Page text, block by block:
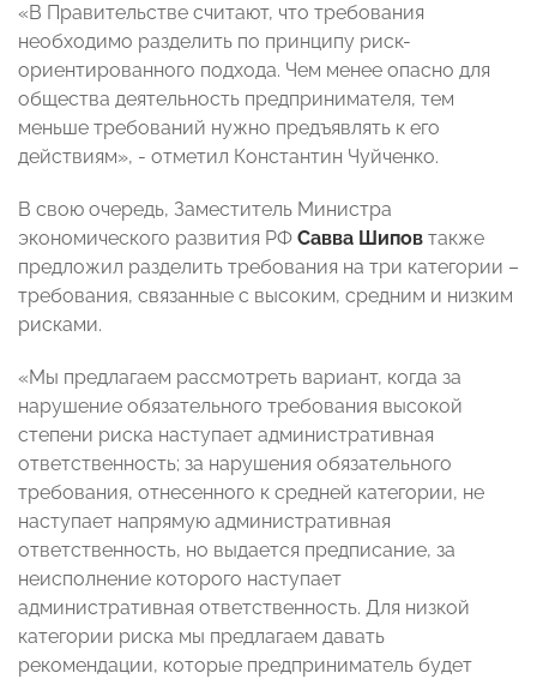
«В Правительстве считают, что требования
необходимо разделить по принципу риск-
ориентированного подхода. Чем менее опасно для
общества деятельность предпринимателя, тем
меньше требований нужно предъявлять к его
действиям», - отметил Константин Чуйченко.
В свою очередь, Заместитель Министра
экономического развития РФ Савва Шипов также
предложил разделить требования на три категории –
требования, связанные с высоким, средним и низким
рисками.
«Мы предлагаем рассмотреть вариант, когда за
нарушение обязательного требования высокой
степени риска наступает административная
ответственность; за нарушения обязательного
требования, отнесенного к средней категории, не
наступает напрямую административная
ответственность, но выдается предписание, за
неисполнение которого наступает
административная ответственность. Для низкой
категории риска мы предлагаем давать
рекомендации, которые предприниматель будет